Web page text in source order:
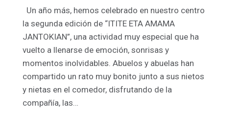
Un año más, hemos celebrado en nuestro centro
la segunda edición de “ITITE ETA AMAMA
JANTOKIAN”, una actividad muy especial que ha
vuelto a llenarse de emoción, sonrisas y
momentos inolvidables. Abuelos y abuelas han
compartido un rato muy bonito junto a sus nietos
y nietas en el comedor, disfrutando de la
compañía, las…